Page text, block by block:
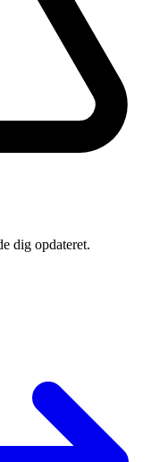
dig opdateret.